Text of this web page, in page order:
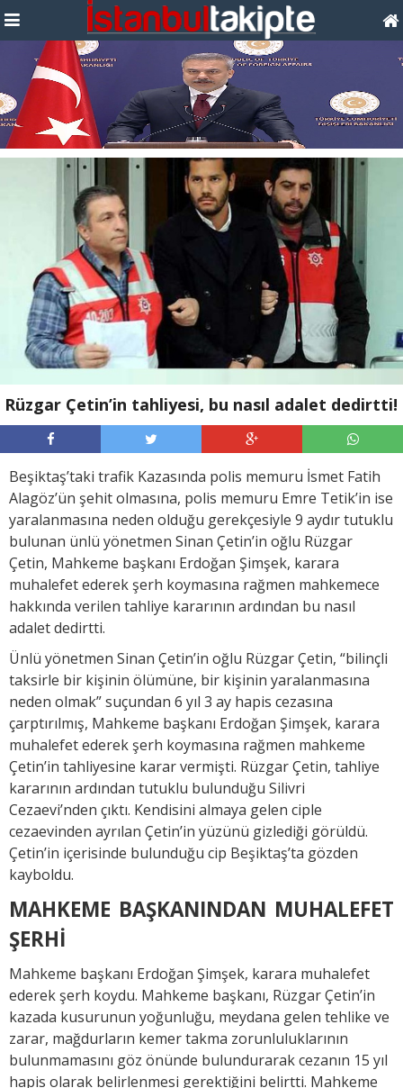
Rüzgar Çetin’in tahliyesi, bu nasıl adalet dedirtti!
Beşiktaş’taki trafik Kazasında polis memuru İsmet Fatih
Alagöz’ün şehit olmasına, polis memuru Emre Tetik’in ise
yaralanmasına neden olduğu gerekçesiyle 9 aydır tutuklu
bulunan ünlü yönetmen Sinan Çetin’in oğlu Rüzgar
Çetin, Mahkeme başkanı Erdoğan Şimşek, karara
muhalefet ederek şerh koymasına rağmen mahkemece
hakkında verilen tahliye kararının ardından bu nasıl
adalet dedirtti.
Ünlü yönetmen Sinan Çetin’in oğlu Rüzgar Çetin, “bilinçli
taksirle bir kişinin ölümüne, bir kişinin yaralanmasına
neden olmak” suçundan 6 yıl 3 ay hapis cezasına
çarptırılmış, Mahkeme başkanı Erdoğan Şimşek, karara
muhalefet ederek şerh koymasına rağmen mahkeme
Çetin’in tahliyesine karar vermişti. Rüzgar Çetin, tahliye
kararının ardından tutuklu bulunduğu Silivri
Cezaevi’nden çıktı. Kendisini almaya gelen ciple
cezaevinden ayrılan Çetin’in yüzünü gizlediği görüldü.
Çetin’in içerisinde bulunduğu cip Beşiktaş’ta gözden
kayboldu.
MAHKEME BAŞKANINDAN MUHALEFET
ŞERHİ
Mahkeme başkanı Erdoğan Şimşek, karara muhalefet
ederek şerh koydu. Mahkeme başkanı, Rüzgar Çetin’in
kazada kusurunun yoğunluğu, meydana gelen tehlike ve
zarar, mağdurların kemer takma zorunluluklarının
bulunmamasını göz önünde bulundurarak cezanın 15 yıl
hapis olarak belirlenmesi gerektiğini belirtti. Mahkeme